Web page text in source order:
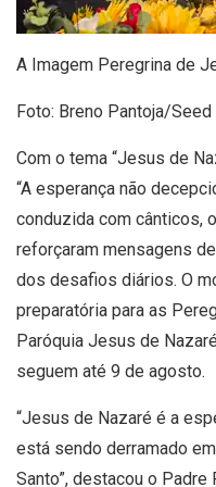
A Imagem Peregrina de
Foto: Breno Pantoja/Seed
Com o tema “Jesus de
“A esperança não
conduzida com cânticos,
reforçaram mensagens
dos desafios diários. O
preparatória para as
Paróquia Jesus de
seguem até 9 de agosto.
“Jesus de Nazaré é a
está sendo derramado
Santo”, destacou o